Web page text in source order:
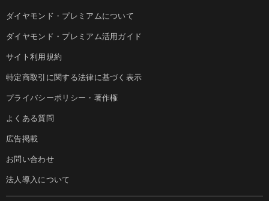
ダイヤモンド・プレミアムについて
ダイヤモンド・プレミアム活用ガイド
サイト利用規約
特定商取引に関する法律に基づく表示
プライバシーポリシー・著作権
よくある質問
広告掲載
お問い合わせ
法人導入について